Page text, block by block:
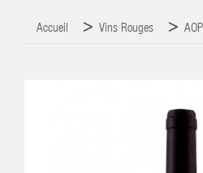
Accueil Vins Rouges